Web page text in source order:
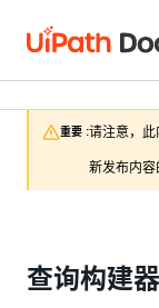
重要 :请注意，此
新发布内容
查询构建器